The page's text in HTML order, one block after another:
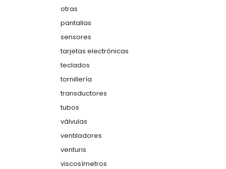
otras
pantallas
sensores
tarjetas electrónicas
teclados
tornillería
transductores
tubos
válvulas
ventiladores
venturis
viscosímetros